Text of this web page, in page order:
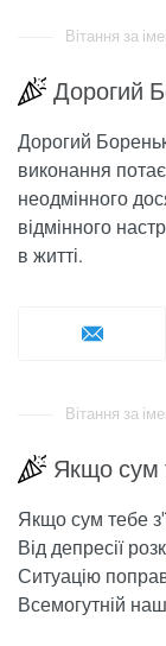
Вітання за
Дорогий
Дорогий
виконання
неодмінного
відмінного
в житті.
Вітання за
Якщо сум
Якщо сум тебе
Від депресії
Ситуацію
Всемогутній